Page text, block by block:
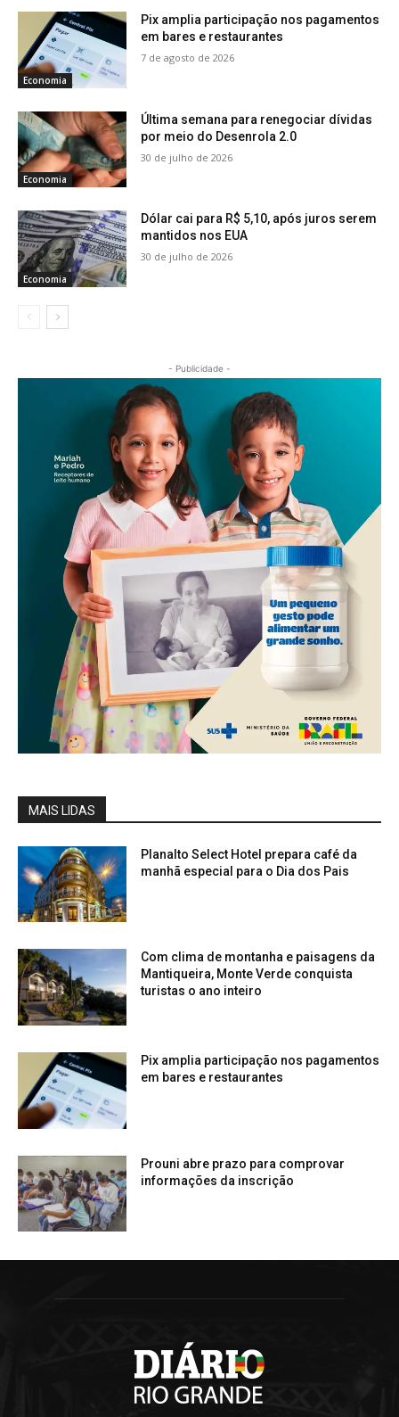
Economia
Pix amplia participação nos pagamentos
em bares e restaurantes
7 de agosto de 2026
Economia
Última semana para renegociar dívidas
por meio do Desenrola 2.0
30 de julho de 2026
Economia
Dólar cai para R$ 5,10, após juros serem
mantidos nos EUA
30 de julho de 2026
- Publicidade -
MAIS LIDAS
Planalto Select Hotel prepara café da
manhã especial para o Dia dos Pais
Com clima de montanha e paisagens da
Mantiqueira, Monte Verde conquista
turistas o ano inteiro
Pix amplia participação nos pagamentos
em bares e restaurantes
Prouni abre prazo para comprovar
informações da inscrição